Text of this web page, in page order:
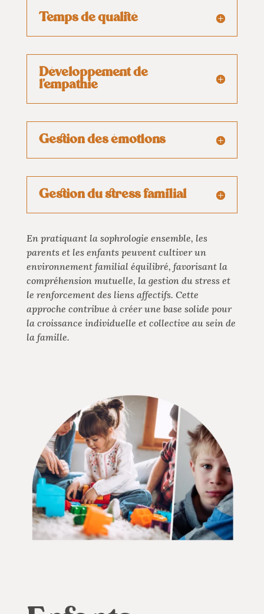
Temps de qualité
Développement de
l'empathie
Gestion des émotions
Gestion du stress familial
En pratiquant la sophrologie ensemble, les
parents et les enfants peuvent cultiver un
environnement familial équilibré, favorisant la
compréhension mutuelle, la gestion du stress et
le renforcement des liens affectifs. Cette
approche contribue à créer une base solide pour
la croissance individuelle et collective au sein de
la famille.